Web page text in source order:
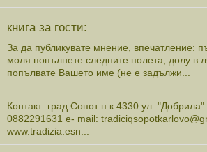
книга за гости:
За да публикувате мнение, впечатление:
моля попълнете следните полета, долу в
попълвате Вашето име (не е задължи...
Контакт: град Сопот п.к 4330 ул.
0882291631 e- mail:
www.tradizia.esn...